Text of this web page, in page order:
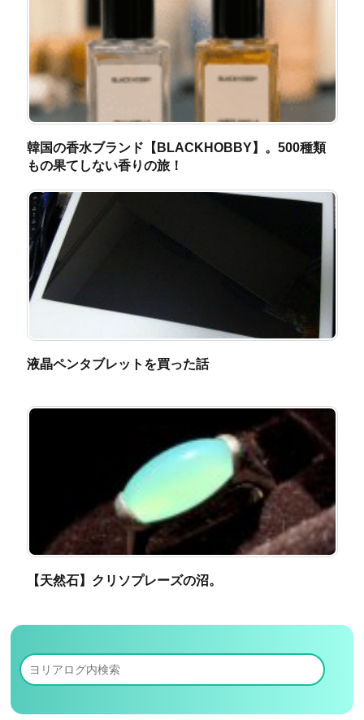
韓国の香水ブランド【BLACKHOBBY】。500種類
もの果てしない香りの旅！
液晶ペンタブレットを買った話
【天然石】クリソプレーズの沼。